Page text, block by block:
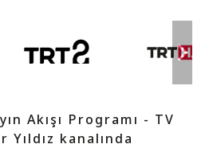
Akışı Programı - TV
kanalında